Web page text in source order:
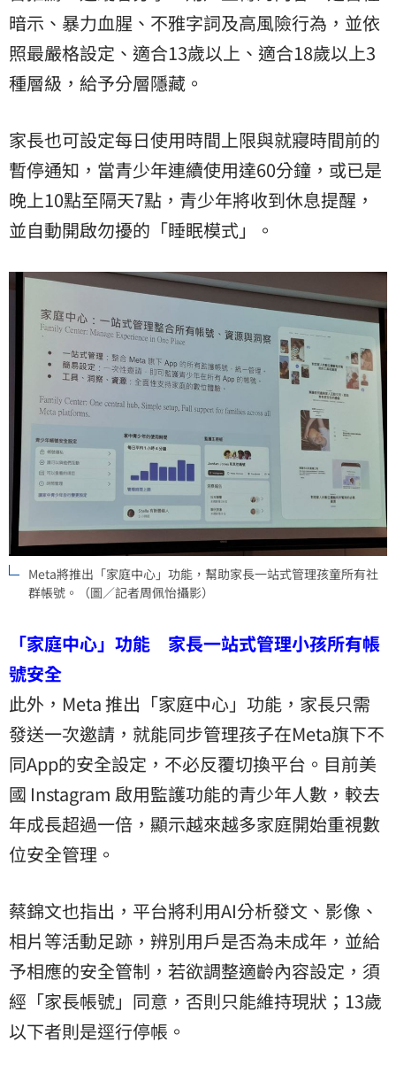
暗示、暴力血腥、不雅字詞及高風險行為，並依
照最嚴格設定、適合13歲以上、適合18歲以上3
種層級，給予分層隱藏。
家長也可設定每日使用時間上限與就寢時間前的
暫停通知，當青少年連續使用達60分鐘，或已是
晚上10點至隔天7點，青少年將收到休息提醒，
並自動開啟勿擾的「睡眠模式」。
Meta將推出「家庭中心」功能，幫助家長一站式管理孩童所有社
群帳號。（圖／記者周佩怡攝影）
「家庭中心」功能 家長一站式管理小孩所有帳
號安全
此外，Meta 推出「家庭中心」功能，家長只需
發送一次邀請，就能同步管理孩子在Meta旗下不
同App的安全設定，不必反覆切換平台。目前美
國 Instagram 啟用監護功能的青少年人數，較去
年成長超過一倍，顯示越來越多家庭開始重視數
位安全管理。
蔡錦文也指出，平台將利用AI分析發文、影像、
相片等活動足跡，辨別用戶是否為未成年，並給
予相應的安全管制，若欲調整適齡內容設定，須
經「家長帳號」同意，否則只能維持現狀；13歲
以下者則是逕行停帳。